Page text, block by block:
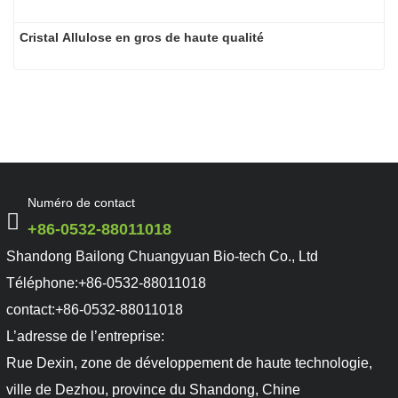
réactivité au brunissement, le dallulose convient non
de boulangerie, mais également aux sauces, au
les produits produisent une plus grande capacité de
aliments par rapport à celle du saccharose. Les aliments
formules à des fins médicales spéciales qui utilisent le
caries dentaires et maladies apparentées causées par le
Cristal Allulose en gros de haute qualité
Numéro de contact
+86-0532-88011018
Shandong Bailong Chuangyuan Bio-tech Co., Ltd
Téléphone:+86-0532-88011018
contact:+86-0532-88011018
L’adresse de l’entreprise:
Rue Dexin, zone de développement de haute technologie,
ville de Dezhou, province du Shandong, Chine